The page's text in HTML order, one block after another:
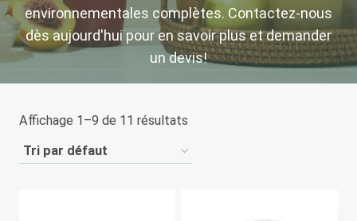
environnementales complètes. Contactez-nous
dès aujourd'hui pour en savoir plus et demander
un devis!
Affichage 1–9 de 11 résultats